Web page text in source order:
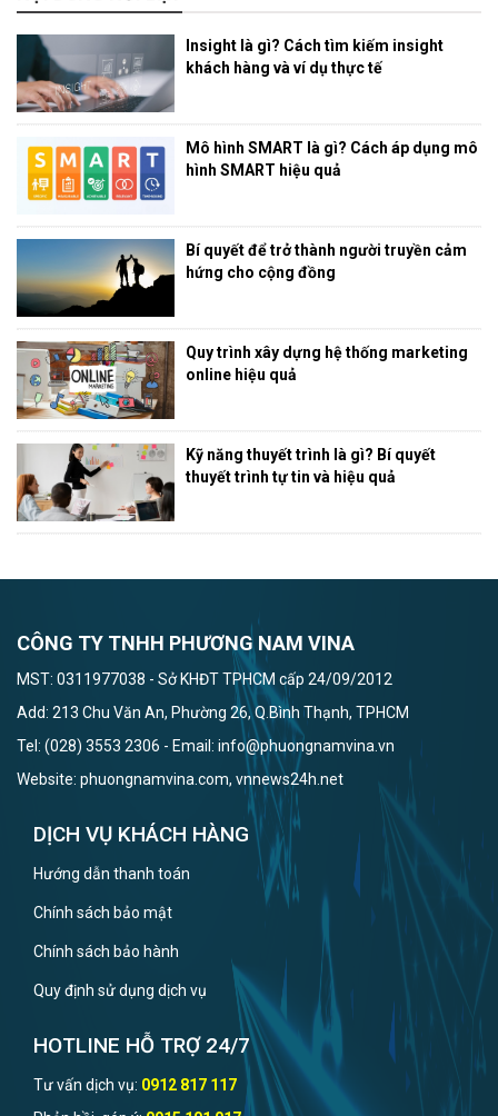
Insight là gì? Cách tìm kiếm insight
khách hàng và ví dụ thực tế
Mô hình SMART là gì? Cách áp dụng mô
hình SMART hiệu quả
Bí quyết để trở thành người truyền cảm
hứng cho cộng đồng
Quy trình xây dựng hệ thống marketing
online hiệu quả
Kỹ năng thuyết trình là gì? Bí quyết
thuyết trình tự tin và hiệu quả
CÔNG TY TNHH PHƯƠNG NAM VINA
MST: 0311977038 - Sở KHĐT TPHCM cấp 24/09/2012
Add: 213 Chu Văn An, Phường 26, Q.Bình Thạnh, TPHCM
Tel: (028) 3553 2306 - Email: info@phuongnamvina.vn
Website: phuongnamvina.com, vnnews24h.net
DỊCH VỤ KHÁCH HÀNG
Hướng dẫn thanh toán
Chính sách bảo mật
Chính sách bảo hành
Quy định sử dụng dịch vụ
HOTLINE HỖ TRỢ 24/7
Tư vấn dịch vụ: 0912 817 117